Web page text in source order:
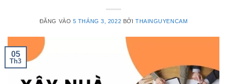
ĐĂNG VÀO 5 THÁNG 3, 2022 BỞI THAINGUYENCAM
05
Th3